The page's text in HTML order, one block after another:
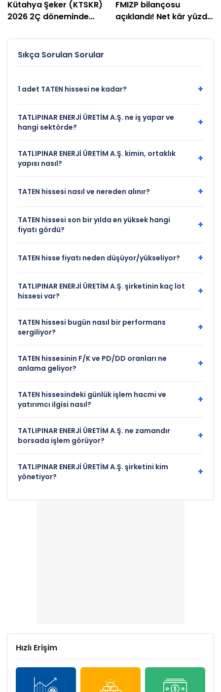
Kütahya Şeker (KTSKR)
2026 2Ç döneminde
FMIZP bilançosu
açıklandı! Net kâr yüzde
Sıkça Sorulan Sorular
1 adet TATEN hissesi ne kadar? +
TATLIPINAR ENERJİ ÜRETİM A.Ş. ne iş yapar ve
hangi sektörde?
+
TATLIPINAR ENERJİ ÜRETİM A.Ş. kimin, ortaklık
yapısı nasıl?
+
TATEN hissesi nasıl ve nereden alınır? +
TATEN hissesi son bir yılda en yüksek hangi
fiyatı gördü?
+
TATEN hisse fiyatı neden düşüyor/yükseliyor? +
TATLIPINAR ENERJİ ÜRETİM A.Ş. şirketinin kaç lot
hissesi var?
+
TATEN hissesi bugün nasıl bir performans
sergiliyor?
+
TATEN hissesinin F/K ve PD/DD oranları ne
anlama geliyor?
+
TATEN hissesindeki günlük işlem hacmi ve
yatırımcı ilgisi nasıl?
+
TATLIPINAR ENERJİ ÜRETİM A.Ş. ne zamandır
borsada işlem görüyor?
+
TATLIPINAR ENERJİ ÜRETİM A.Ş. şirketini kim
yönetiyor?
+
Hızlı Erişim